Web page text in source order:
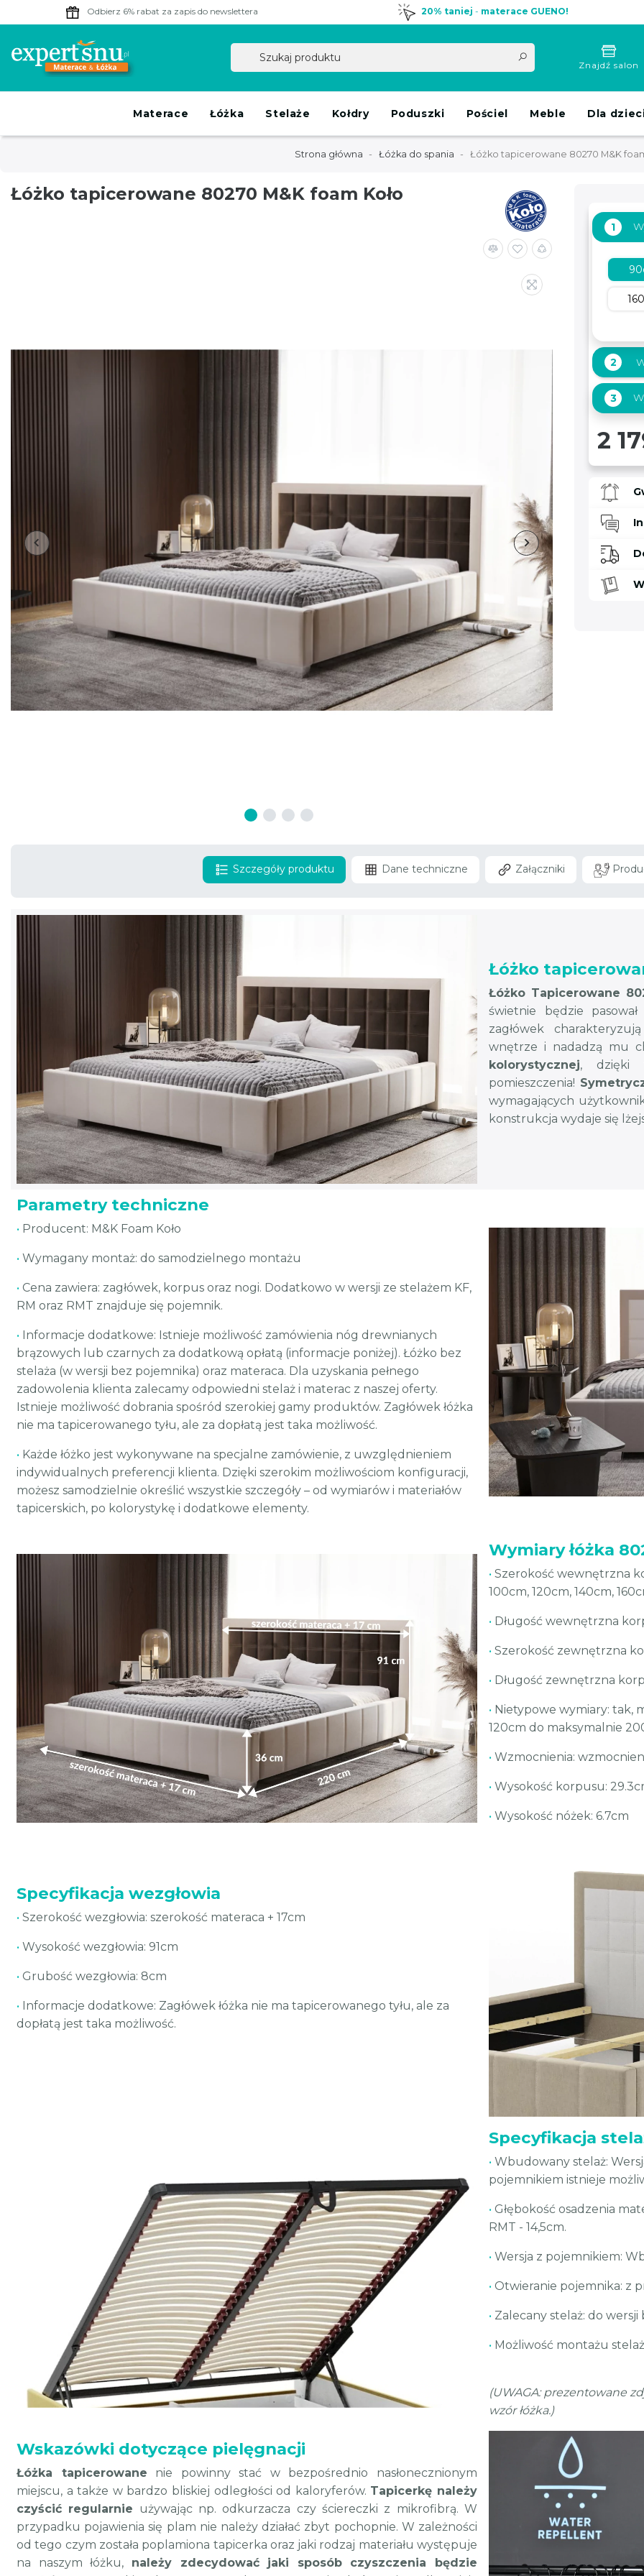
Odbierz 6% rabat za zapis do newslettera 20% taniej - materace GUENO!
Znajdź salon
Materace Łóżka Stelaże Kołdry Poduszki Pościel Meble Dla
Strona główna Łóżka do spania Łóżko tapicerowane 80270 M&K
Łóżko tapicerowane 80270 M&K foam Koło
1
2
3
2
Szczegóły produktu Dane techniczne Załączniki
Łóżko
Łóżko Tapicerowane
świetnie będzie
zagłówek
wnętrze i nadadzą mu
kolorystycznej, dzięki
pomieszczenia!
wymagających
konstrukcja wydaje się
Parametry techniczne
• Producent: M&K Foam Koło
• Wymagany montaż: do samodzielnego montażu
• Cena zawiera: zagłówek, korpus oraz nogi. Dodatkowo w wersji ze stelażem KF,
RM oraz RMT znajduje się pojemnik.
• Informacje dodatkowe: Istnieje możliwość zamówienia nóg drewnianych
brązowych lub czarnych za dodatkową opłatą (informacje poniżej). Łóżko bez
stelaża (w wersji bez pojemnika) oraz materaca. Dla uzyskania pełnego
zadowolenia klienta zalecamy odpowiedni stelaż i materac z naszej oferty.
Istnieje możliwość dobrania spośród szerokiej gamy produktów. Zagłówek łóżka
nie ma tapicerowanego tyłu, ale za dopłatą jest taka możliwość.
• Każde łóżko jest wykonywane na specjalne zamówienie, z uwzględnieniem
indywidualnych preferencji klienta. Dzięki szerokim możliwościom konfiguracji,
możesz samodzielnie określić wszystkie szczegóły – od wymiarów i materiałów
tapicerskich, po kolorystykę i dodatkowe elementy.
Wymiary łóżka
• Szerokość wewnętrzna
100cm, 120cm, 140cm,
• Długość wewnętrzna
• Szerokość zewnętrzna
• Długość zewnętrzna
• Nietypowe wymiary: tak,
120cm do maksymalnie
• Wzmocnienia:
• Wysokość korpusu:
• Wysokość nóżek: 6.7cm
Specyfikacja wezgłowia
• Szerokość wezgłowia: szerokość materaca + 17cm
• Wysokość wezgłowia: 91cm
• Grubość wezgłowia: 8cm
• Informacje dodatkowe: Zagłówek łóżka nie ma tapicerowanego tyłu, ale za
dopłatą jest taka możliwość.
Specyfikacja
• Wbudowany stelaż:
pojemnikiem istnieje
• Głębokość osadzenia
RMT - 14,5cm.
• Wersja z pojemnikiem:
• Otwieranie pojemnika: z
• Zalecany stelaż: do
• Możliwość montażu
(UWAGA: prezentowane
wzór łóżka.)
Wskazówki dotyczące pielęgnacji
Łóżka tapicerowane nie powinny stać w bezpośrednio nasłonecznionym
miejscu, a także w bardzo bliskiej odległości od kaloryferów. Tapicerkę należy
czyścić regularnie używając np. odkurzacza czy ściereczki z mikrofibrą. W
przypadku pojawienia się plam nie należy działać zbyt pochopnie. W zależności
od tego czym została poplamiona tapicerka oraz jaki rodzaj materiału występuje
na naszym łóżku, należy zdecydować jaki sposób czyszczenia będzie